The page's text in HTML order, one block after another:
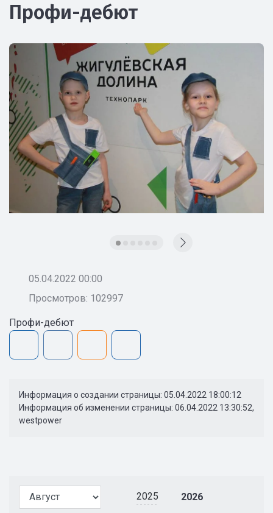
2025 2026
Профи-дебют
05.04.2022 00:00
Просмотров: 102997
Профи-дебют
Информация о создании страницы: 05.04.2022 18:00:12
Информация об изменении страницы: 06.04.2022 13:30:52,
westpower